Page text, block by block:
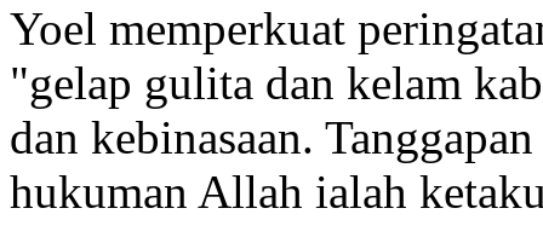
Yoel memperkuat
"gelap gulita dan kelam
dan kebinasaan.
hukuman Allah ialah